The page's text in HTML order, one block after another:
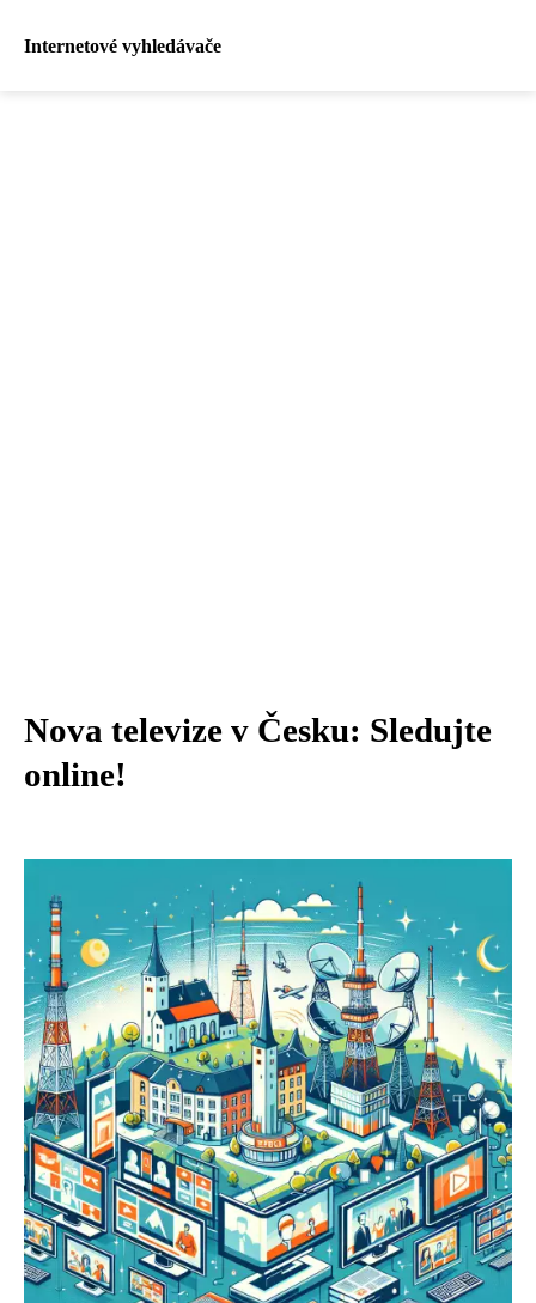
Internetové vyhledávače
Nova televize v Česku: Sledujte
online!